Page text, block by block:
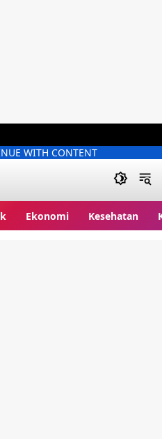
WITH CONTENT
Ekonomi Kesehatan